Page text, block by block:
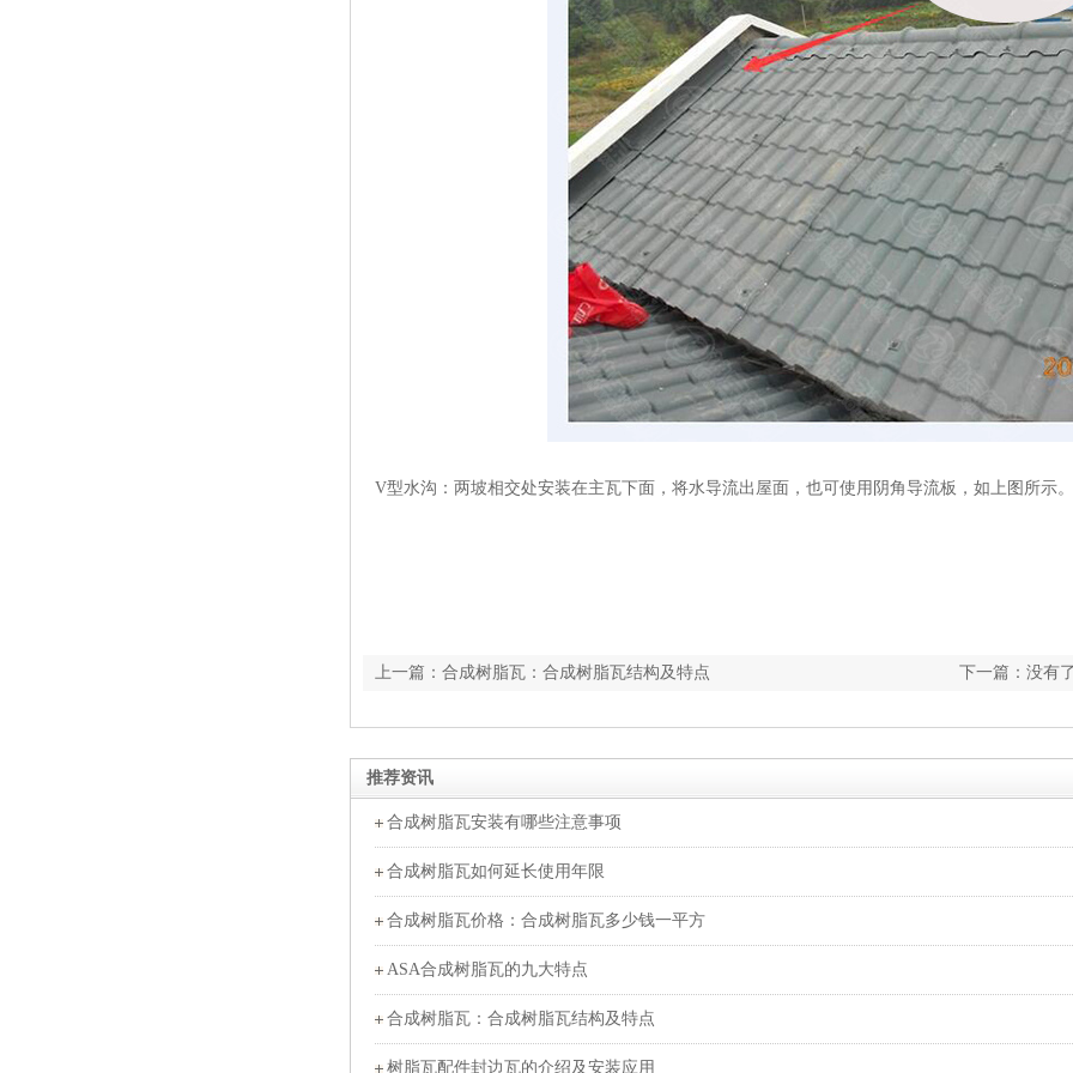
V型水沟：两坡相交处安装在主瓦下面，将水导流出屋面，也可使用阴角导流板，如上图所示。
下一篇：没有
上一篇：合成树脂瓦：合成树脂瓦结构及特点
推荐资讯
合成树脂瓦安装有哪些注意事项
合成树脂瓦如何延长使用年限
合成树脂瓦价格：合成树脂瓦多少钱一平方
ASA合成树脂瓦的九大特点
合成树脂瓦：合成树脂瓦结构及特点
树脂瓦配件封边瓦的介绍及安装应用